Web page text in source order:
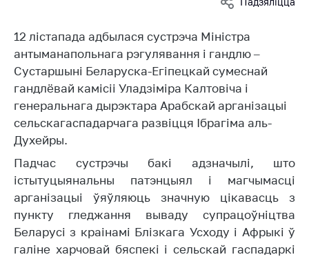
Антыманапольнае
рэгуляванне і
канкурэнцыя
Рэгуляванне
гандлю
Абарона правоў
спажыўцоў
Рэгуляванне
рэкламнай
дзейнасці
Рэгуляванне і
кантроль закупак
12 лістапада адбылася сустрэча Міністра
антыманапольнага рэгулявання і гандлю –
Сустаршыні Беларуска-Егіпецкай сумеснай
гандлёвай камісіі Уладзіміра Калтовіча і
генеральнага дырэктара Арабскай арганізацыі
сельскагаспадарчага развіцця Ібрагіма аль-
Духейры.
Падчас сустрэчы бакі адзначылі, што
істытуцыянальны патэнцыял і магчымасці
арганізацыі ўяўляюць значную цікавасць з
пункту гледжання вываду супрацоўніцтва
Беларусі з краінамі Блізкага Усходу і Афрыкі ў
галіне харчовай бяспекі і сельскай гаспадаркі